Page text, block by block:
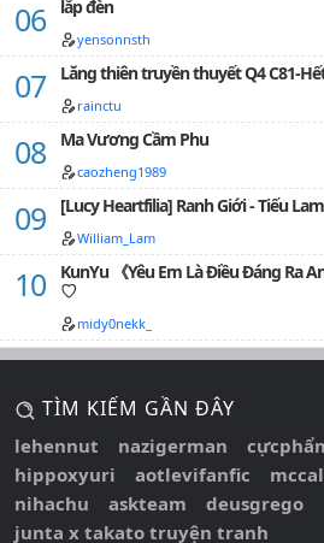
58,
59,
60,
61,
63,
64,
66,
69,
70,
lắp đèn
yensonnsth
Lăng thiên truyền thuyết Q4 C81-
rainctu
Ma Vương Cầm Phu
caozheng1989
[Lucy Heartfilia] Ranh Giới - Tiếu
William_Lam
KunYu 《Yêu Em Là Điều Đáng Ra
♡
midy0nekk_
TÌM KIẾM GẦN ĐÂY
lehennut nazigerman
hippoxyuri
aotlevifanfic
nihachu
askteam
deusgrego
junta x takato truyện tranh